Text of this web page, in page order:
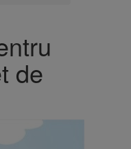
de